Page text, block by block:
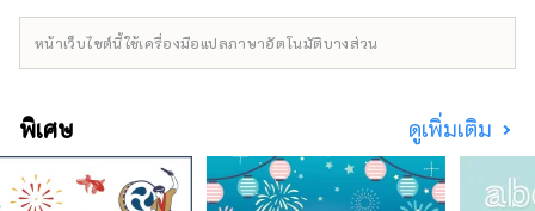
มรดกโลก และสาเกก็กำลังจะกลายเป็นมรดกโลก
นารา วัฒนธรรมเมื่อ 1,300 ปีที่แล้วไม่ได้เป็นเพียง
มรดก แต่ยังคงมีชีวิตอยู่จนทุกวันนี้ ต้นกำเนิดของ
อาหารญี่ปุ่นและสาเกญี่ปุ่น รวมถึงวัดซึ่งเป็นต้น
กำเนิดของสาเกญี่ปุ่นยังคงมีอยู่ และคุณยัง
หน้าเว็บไซต์นี้ใช้เครื่องมือแปลภาษาอัตโนมัติบางส่วน
พิเศษ ดูเพิ่มเติม